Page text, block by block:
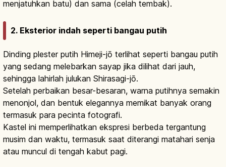
menjatuhkan batu) dan sama (celah tembak).
2. Eksterior indah seperti bangau putih
Dinding plester putih Himeji-jō terlihat seperti bangau putih
yang sedang melebarkan sayap jika dilihat dari jauh,
sehingga lahirlah julukan Shirasagi-jō.
Setelah perbaikan besar-besaran, warna putihnya semakin
menonjol, dan bentuk elegannya memikat banyak orang
termasuk para pecinta fotografi.
Kastel ini memperlihatkan ekspresi berbeda tergantung
musim dan waktu, termasuk saat diterangi matahari senja
atau muncul di tengah kabut pagi.